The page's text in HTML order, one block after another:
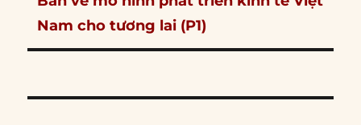
post:
Nam cho tương lai (P1)